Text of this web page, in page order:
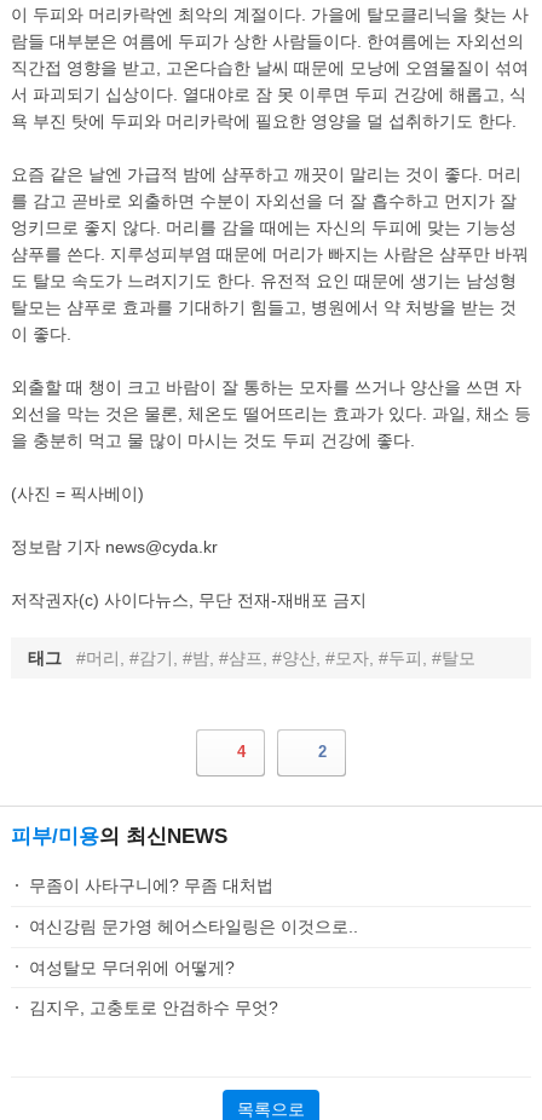
이 두피와 머리카락엔 최악의 계절이다. 가을에 탈모클리닉을 찾는 사
람들 대부분은 여름에 두피가 상한 사람들이다. 한여름에는 자외선의
직간접 영향을 받고, 고온다습한 날씨 때문에 모낭에 오염물질이 섞여
서 파괴되기 십상이다. 열대야로 잠 못 이루면 두피 건강에 해롭고, 식
욕 부진 탓에 두피와 머리카락에 필요한 영양을 덜 섭취하기도 한다.
요즘 같은 날엔 가급적 밤에 샴푸하고 깨끗이 말리는 것이 좋다. 머리
를 감고 곧바로 외출하면 수분이 자외선을 더 잘 흡수하고 먼지가 잘
엉키므로 좋지 않다. 머리를 감을 때에는 자신의 두피에 맞는 기능성
샴푸를 쓴다. 지루성피부염 때문에 머리가 빠지는 사람은 샴푸만 바꿔
도 탈모 속도가 느려지기도 한다. 유전적 요인 때문에 생기는 남성형
탈모는 샴푸로 효과를 기대하기 힘들고, 병원에서 약 처방을 받는 것
이 좋다.
외출할 때 챙이 크고 바람이 잘 통하는 모자를 쓰거나 양산을 쓰면 자
외선을 막는 것은 물론, 체온도 떨어뜨리는 효과가 있다. 과일, 채소 등
을 충분히 먹고 물 많이 마시는 것도 두피 건강에 좋다.
(사진 = 픽사베이)
정보람 기자 news@cyda.kr
저작권자(c) 사이다뉴스, 무단 전재-재배포 금지
태그 #머리, #감기, #밤, #샴프, #양산, #모자, #두피, #탈모
4 2
피부/미용의 최신NEWS
무좀이 사타구니에? 무좀 대처법
여신강림 문가영 헤어스타일링은 이것으로..
여성탈모 무더위에 어떻게?
김지우, 고충토로 안검하수 무엇?
목록으로